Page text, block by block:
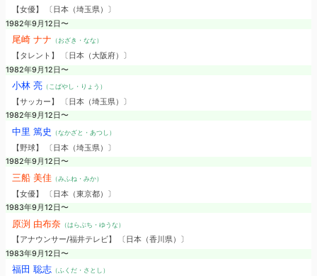
【女優】 〔日本（埼玉県）〕
1982年9月12日〜
尾崎 ナナ （おざき・なな）
【タレント】 〔日本（大阪府）〕
1982年9月12日〜
小林 亮（こばやし・りょう）
【サッカー】 〔日本（埼玉県）〕
1982年9月12日〜
中里 篤史 （なかざと・あつし）
【野球】 〔日本（埼玉県）〕
1982年9月12日〜
三船 美佳（みふね・みか）
【女優】 〔日本（東京都）〕
1983年9月12日〜
原渕 由布奈（はらぶち・ゆうな）
【アナウンサー/福井テレビ】 〔日本（香川県）〕
1983年9月12日〜
福田 聡志（ふくだ・さとし）